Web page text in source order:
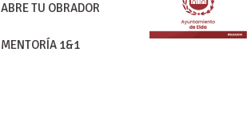
ABRE TU OBRADOR
MENTORÍA 1&1